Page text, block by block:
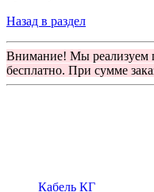
Назад в раздел
Внимание! Мы реализуем
бесплатно. При сумме
Кабель КГ